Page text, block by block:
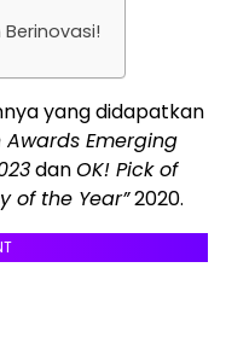
yang didapatkan
Awards Emerging
danOK! Pick of
of the Year”2020.